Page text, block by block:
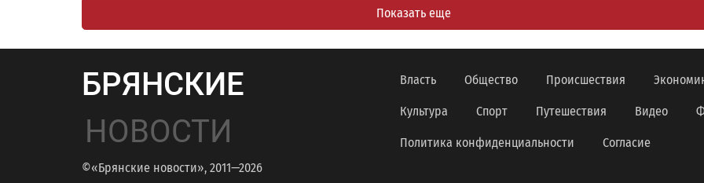
Показать еще
БРЯНСКИЕ
НОВОСТИ
©«Брянские новости», 2011—2026
Власть Общество Происшествия
Культура Спорт Путешествия Видео
Политика конфиденциальности Согласие